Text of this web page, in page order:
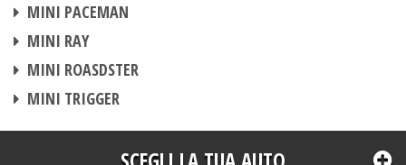
MINI PACEMAN
MINI RAY
MINI ROASDSTER
MINI TRIGGER